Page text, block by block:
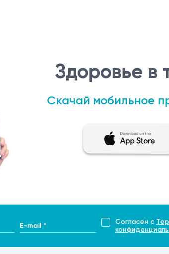
Здоровье в
Скачай мобильное
E-mail * Согласен с